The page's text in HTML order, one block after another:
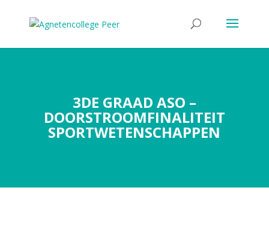
3DE GRAAD ASO –
DOORSTROOMFINALITEIT
SPORTWETENSCHAPPEN